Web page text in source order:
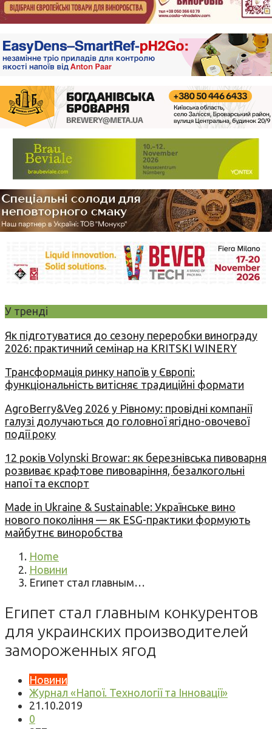
У тренді
Як підготуватися до сезону переробки винограду
2026: практичний семінар на KRITSKI WINERY
Трансформація ринку напоїв у Європі:
функціональність витісняє традиційні формати
AgroBerry&Veg 2026 у Рівному: провідні компанії
галузі долучаються до головної ягідно-овочевої
події року
12 років Volynski Browar: як березнівська пивоварня
розвиває крафтове пивоваріння, безалкогольні
напої та експорт
Made in Ukraine & Sustainable: Українське вино
нового покоління — як ESG-практики формують
майбутнє виноробства
Home
Новини
Египет стал главным…
Египет стал главным конкурентов
для украинских производителей
замороженных ягод
Новини
Журнал «Напої. Технології та Інновації»
21.10.2019
0